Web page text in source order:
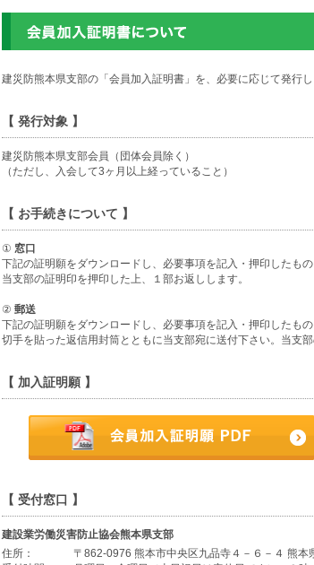
建災防熊本県支部の「会員加入証明書」を、必要に応じて発行
【 発行対象 】
建災防熊本県支部会員（団体会員除く）
（ただし、入会して3ヶ月以上経っていること）
【 お手続きについて 】
① 窓口
下記の証明願をダウンロードし、必要事項を記入・押印したも
当支部の証明印を押印した上、１部お返しします。
② 郵送
下記の証明願をダウンロードし、必要事項を記入・押印したもの
切手を貼った返信用封筒とともに当支部宛に送付下さい。当支
【 加入証明願 】
【 受付窓口 】
建設業労働災害防止協会熊本県支部
住所：
〒862-0976 熊本市中央区九品寺４－６－４ 熊本